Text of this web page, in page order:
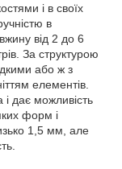
і в своїх
в
від 2 до 6
За структурою
або ж з
елементів.
і дає можливість
форм і
1,5 мм, але